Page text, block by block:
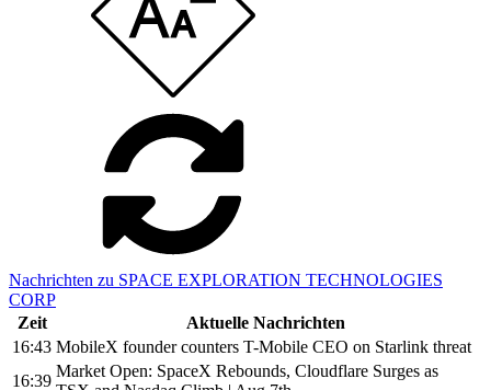
Nachrichten zu SPACE EXPLORATION TECHNOLOGIES
CORP
Zeit
Aktuelle Nachrichten
16:43 MobileX founder counters T-Mobile CEO on Starlink threat
16:39
Market Open: SpaceX Rebounds, Cloudflare Surges as